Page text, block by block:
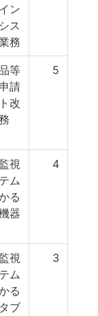
ン
ス
務
等
請
改
5
視
ム
る
器
4
視
ム
る
ブ
3